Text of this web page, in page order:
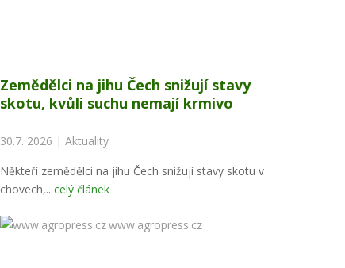
Zemědělci na jihu Čech snižují stavy
skotu, kvůli suchu nemají krmivo
30.7. 2026 | Aktuality
Někteří zemědělci na jihu Čech snižují stavy skotu v
chovech,.. celý článek
www.agropress.cz